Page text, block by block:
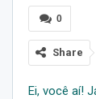
0
Share
Ei, você aí!